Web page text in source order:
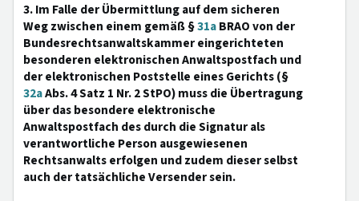
3. Im Falle der Übermittlung auf dem sicheren
Weg zwischen einem gemäß §31aBRAO von der
Bundesrechtsanwaltskammer eingerichteten
besonderen elektronischen Anwaltspostfach und
der elektronischen Poststelle eines Gerichts (§
32aAbs. 4 Satz 1 Nr. 2 StPO) muss die Übertragung
über das besondere elektronische
Anwaltspostfach des durch die Signatur als
verantwortliche Person ausgewiesenen
Rechtsanwalts erfolgen und zudem dieser selbst
auch der tatsächliche Versender sein.